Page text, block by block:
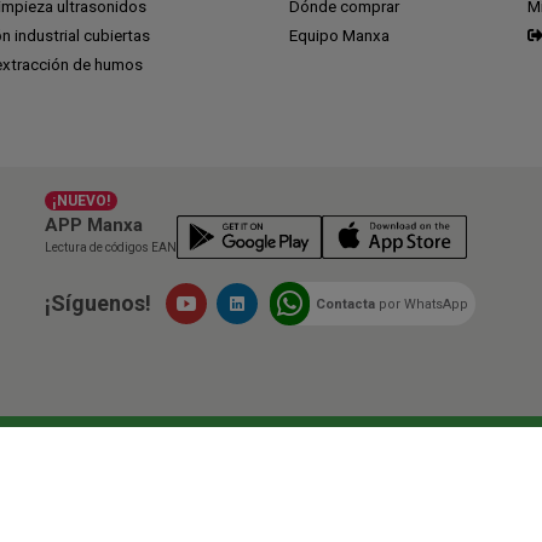
ultrasonidos
industrial cubiertas
de humos
Dónde comprar
Equipo Manxa
¡NUEVO!
APP Manxa
Lectura de códigos EAN
¡Síguenos! Contacta por WhatsApp